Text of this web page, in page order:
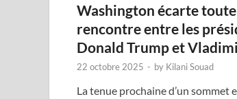
Washington écarte
rencontre entre les
Donald Trump et
22 octobre 2025 - by Kilani Souad
La tenue prochaine d’un sommet